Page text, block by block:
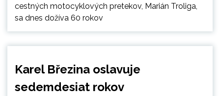
cestných motocyklových pretekov, Marián Troliga,
sa dnes dožíva 60 rokov
Karel Březina oslavuje
sedemdesiat rokov